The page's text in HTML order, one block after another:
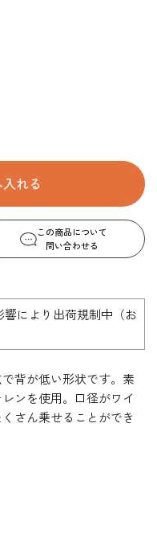
この商品について
問い合わせる
により出荷規制中（お
背が低い形状です。素
ンを使用。口径がワイ
さん乗せることができ